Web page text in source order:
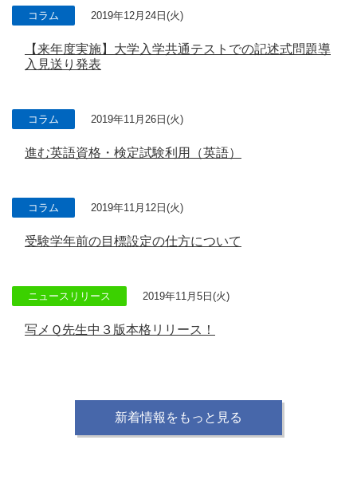
コラム 2019年12月24日(火)
【来年度実施】大学入学共通テストでの記述式問題導
入見送り発表
コラム 2019年11月26日(火)
進む英語資格・検定試験利用（英語）
コラム 2019年11月12日(火)
受験学年前の目標設定の仕方について
ニュースリリース 2019年11月5日(火)
写メＱ先生中３版本格リリース！
新着情報をもっと見る